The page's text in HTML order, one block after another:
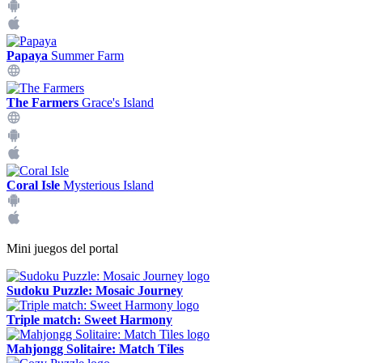
Papaya Summer Farm
The Farmers Grace's Island
Coral Isle Mysterious Island
Mini juegos del portal
Sudoku Puzzle: Mosaic Journey
Triple match: Sweet Harmony
Mahjongg Solitaire: Match Tiles